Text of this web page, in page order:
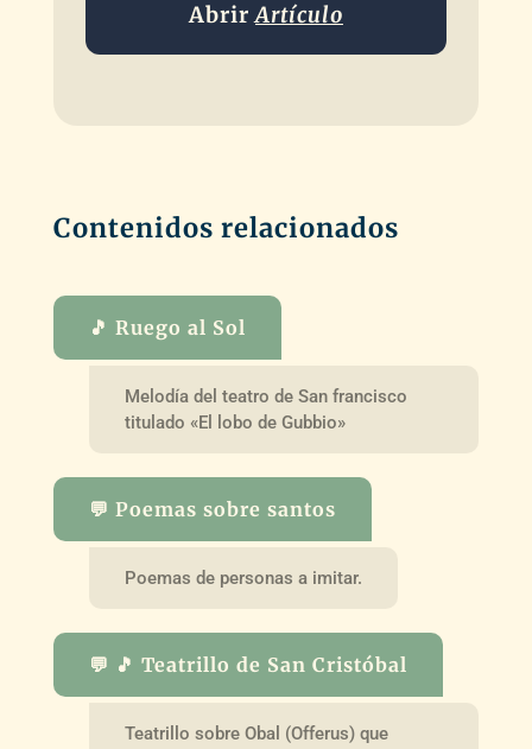
AbrirArtículo
Contenidos relacionados
🎵 Ruego al Sol
Melodía del teatro de San francisco
titulado «El lobo de Gubbio»
💬 Poemas sobre santos
Poemas de personas a imitar.
💬 🎵 Teatrillo de San Cristóbal
Teatrillo sobre Obal (Offerus) que